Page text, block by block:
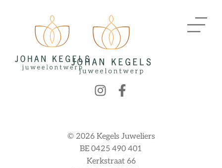
© 2026 Kegels Juweliers
BE 0425 490 401
Kerkstraat 66